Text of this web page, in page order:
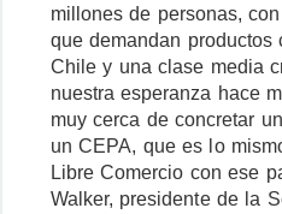
millones de personas,
que demandan productos
Chile y una clase media
nuestra esperanza hace
muy cerca de concretar
un CEPA, que es lo
Libre Comercio con ese
Walker, presidente de la